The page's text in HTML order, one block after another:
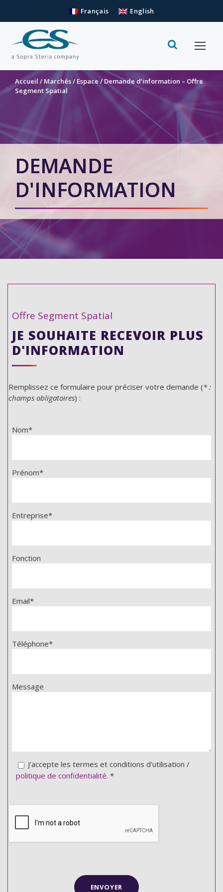
Français English
Accueil / Marchés/ Espace/Demande d’information – Offre
Segment Spatial
DEMANDE
D'INFORMATION
Offre Segment Spatial
JE SOUHAITE RECEVOIR PLUS
D'INFORMATION
Remplissez ce formulaire pour préciser votre demande (* :
champs obligatoires) :
Nom*
Prénom*
Entreprise*
Fonction
Email*
Téléphone*
Message
J'accepte les termes et conditions d'utilisation /
politique de confidentialité. *